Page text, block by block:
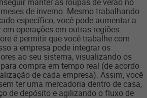
de inverno. Mesmo trabalhando
específico, você pode aumentar a
operações em outras regiões.
é permitir que você trabalhe com
a empresa pode integrar os
ao seu sistema, visualizando os
compra em tempo real (de acordo
de cada empresa). Assim, você
ter uma mercadoria dentro de casa,
de depósito e agilizando o fluxo de